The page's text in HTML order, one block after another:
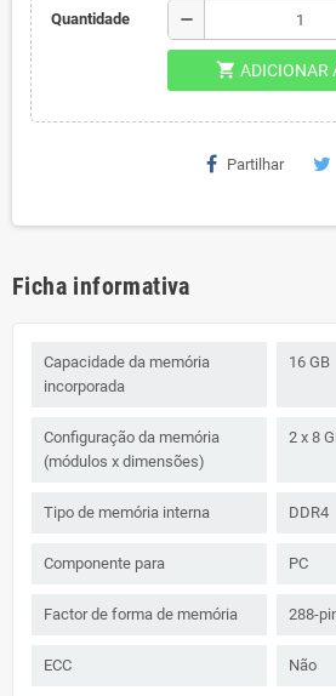
Quantidade remove
shopping_cart ADICIONAR
Partilhar
Ficha informativa
Capacidade da memória
incorporada
16 GB
Configuração da memória
(módulos x dimensões)
2 x 8
Tipo de memória interna DDR4
Componente para PC
Factor de forma de memória 288-
ECC Não